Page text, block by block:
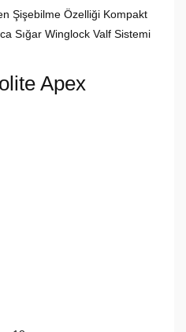
Şişebilme Özelliği Kompakt
Sığar Winglock Valf Sistemi
Apex